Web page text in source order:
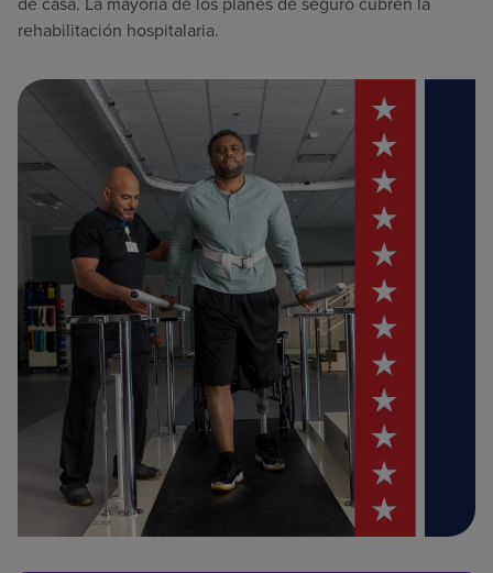
rehabilitación hospitalaria.